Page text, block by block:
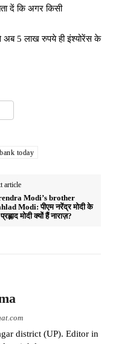
दें कि अगर किसी
अब 5 लाख रुपये ही इंश्योरेंस के
today
article
Modi’s brother
Modi: पीएम नरेंद्र मोदी के
मोदी क्यों हैं नाराज़?
district (UP). Editor in